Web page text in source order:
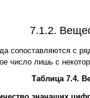
7.1.2.
сопоставляются с
число лишь с
Таблица 7.4.